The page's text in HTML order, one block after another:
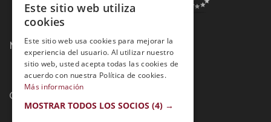
Métodos de Pago:
Contacto:
Este sitio web utiliza
cookies
Este sitio web usa cookies para mejorar la
experiencia del usuario. Al utilizar nuestro
sitio web, usted acepta todas las cookies de
acuerdo con nuestra Política de cookies.
Más información
MOSTRAR TODOS LOS SOCIOS (4) →